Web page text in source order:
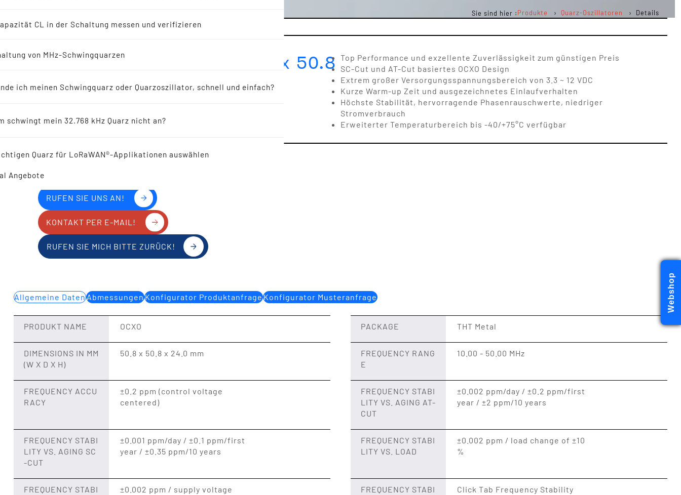
kHz Lösungen
Angebote
CL in der Schaltung messen und verifizieren
von MHz-Schwingquarzen
ich meinen Schwingquarz oder Quarzoszillator, schnell und einfach?
schwingt mein 32.768 kHz Quarz nicht an?
Quarz für LoRaWAN®-Applikationen auswählen
Sie sind hier :Produkte Quarz-Oszillatoren Details
THT OCXO OSZILLATOR 50.8 x 50.8
mm 10.0-50.0 MHz
Top Performance und exzellente Zuverlässigkeit zum günstigen Preis
SC-Cut und AT-Cut basiertes OCXO Design
Extrem großer Versorgungsspannungsbereich von 3.3 ~ 12 VDC
Kurze Warm-up Zeit und ausgezeichnetes Einlaufverhalten
Höchste Stabilität, hervorragende Phasenrauschwerte, niedriger
Stromverbrauch
Erweiterter Temperaturbereich bis -40/+75°C verfügbar
RUFEN SIE UNS AN!
KONTAKT PER E-MAIL!
RUFEN SIE MICH BITTE ZURÜCK!
Allgemeine DatenAbmessungenKonfigurator ProduktanfrageKonfigurator Musteranfrage
PRODUKT NAME OCXO PACKAGE THT Metal
DIMENSIONS IN MM
(W X D X H)
50.8 x 50.8 x 24.0 mm
FREQUENCY RANG
E
10.00 - 50.00 MHz
FREQUENCY ACCU
RACY
±0.2 ppm (control voltage
centered)
FREQUENCY STABI
LITY VS. AGING AT-
CUT
±0.002 ppm/day / ±0.2 ppm/first
year / ±2 ppm/10 years
FREQUENCY STABI
LITY VS. AGING SC
-CUT
±0.001 ppm/day / ±0.1 ppm/first
year / ±0.35 ppm/10 years
FREQUENCY STABI
LITY VS. LOAD
±0.002 ppm / load change of ±10
%
FREQUENCY STABI
±0.002 ppm / supply voltage
FREQUENCY STABI
Click Tab Frequency Stability
Webshop